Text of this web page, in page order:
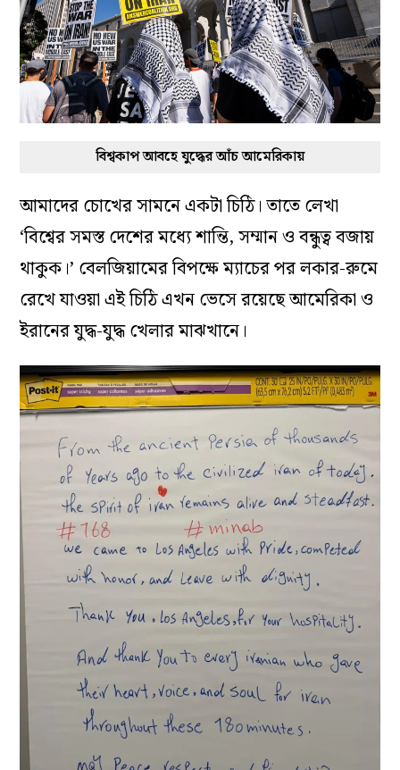
বিশ্বকাপ আবহে যুদ্ধের আঁচ আমেরিকায়
আমাদের চোখের সামনে একটা চিঠি। তাতে লেখা
‘বিশ্বের সমস্ত দেশের মধ্যে শান্তি, সম্মান ও বন্ধুত্ব বজায়
থাকুক।’ বেলজিয়ামের বিপক্ষে ম্যাচের পর লকার-রুমে
রেখে যাওয়া এই চিঠি এখন ভেসে রয়েছে আমেরিকা ও
ইরানের যুদ্ধ-যুদ্ধ খেলার মাঝখানে।